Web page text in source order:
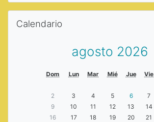
Saltar Calendario
Calendario
agosto 2026
Dom Lun Mar Mié Jue Vie
2
3 4 5 6 7
9
10 11 12 13 14
16
17 18 19 20 21